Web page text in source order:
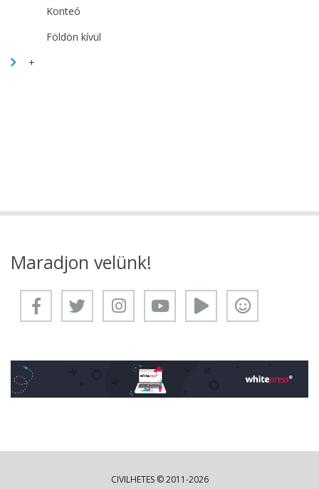
Konteó
Földön kívül
+
Maradjon velünk!
CIVILHETES © 2011-2026